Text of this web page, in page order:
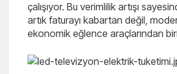
çalışıyor. Bu verimlilik artışı
artık faturayı kabartan değil,
ekonomik eğlence araçlarından